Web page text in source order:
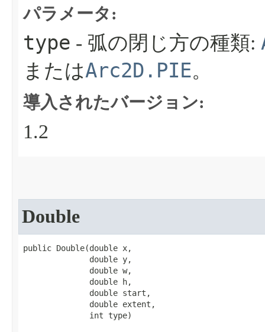
パラメータ:
type - 弧の閉じ方の種類:
またはArc2D.PIE。
導入されたバージョン:
1.2
Double
public Double​(double x,
              double y,
              double w,
              double h,
              double start,
              double extent,
              int type)